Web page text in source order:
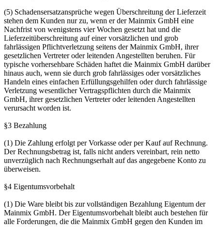
(5) Schadensersatzansprüche wegen Überschreitung der Lieferzeit
stehen dem Kunden nur zu, wenn er der Mainmix GmbH eine
Nachfrist von wenigstens vier Wochen gesetzt hat und die
Lieferzeitüberschreitung auf einer vorsätzlichen und grob
fahrlässigen Pflichtverletzung seitens der Mainmix GmbH, ihrer
gesetzlichen Vertreter oder leitenden Angestellten beruhen. Für
typische vorhersehbare Schäden haftet die Mainmix GmbH darüber
hinaus auch, wenn sie durch grob fahrlässiges oder vorsätzliches
Handeln eines einfachen Erfüllungsgehilfen oder durch fahrlässige
Verletzung wesentlicher Vertragspflichten durch die Mainmix
GmbH, ihrer gesetzlichen Vertreter oder leitenden Angestellten
verursacht worden ist.
§3 Bezahlung
(1) Die Zahlung erfolgt per Vorkasse oder per Kauf auf Rechnung.
Der Rechnungsbetrag ist, falls nicht anders vereinbart, rein netto
unverzüglich nach Rechnungserhalt auf das angegebene Konto zu
überweisen.
§4 Eigentumsvorbehalt
(1) Die Ware bleibt bis zur vollständigen Bezahlung Eigentum der
Mainmix GmbH. Der Eigentumsvorbehalt bleibt auch bestehen für
alle Forderungen, die die Mainmix GmbH gegen den Kunden im